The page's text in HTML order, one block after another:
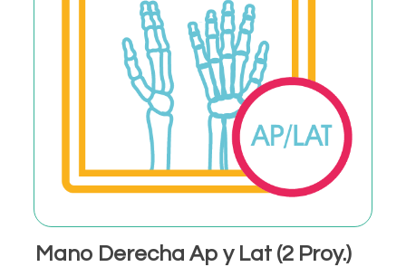
Mano Derecha Ap y Lat (2 Proy.)